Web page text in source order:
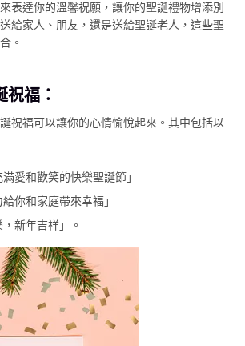
表達你的溫馨祝願，讓你的聖誕禮物增添別
給家人、朋友，還是送給聖誕老人，這些聖
。
福：
祝福可以讓你的心情愉悅起來。其中包括以
滿愛和歡笑的快樂聖誕節」
給你和家庭帶來幸福」
，新年吉祥」。